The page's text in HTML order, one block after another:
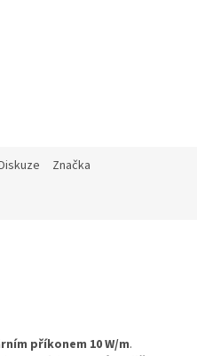
Značka
příkonem 10 W/m.